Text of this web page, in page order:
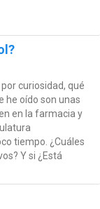
curiosidad, qué
he oído son unas
en la farmacia y
tiempo. ¿Cuáles
Y si ¿Está